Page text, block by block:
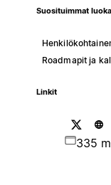
Suosituimmat
Roadmapit ja
Linkit
335